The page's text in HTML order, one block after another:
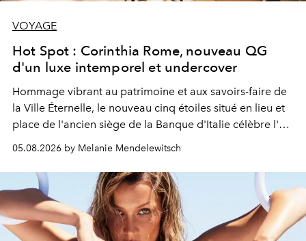
VOYAGE
Hot Spot : Corinthia Rome, nouveau QG
d'un luxe intemporel et undercover
Hommage vibrant au patrimoine et aux savoirs-faire de
la Ville Éternelle, le nouveau cinq étoiles situé en lieu et
place de l'ancien siège de la Banque d'Italie célèbre l'art
de vivre Romain dans toute son élégance intemporelle.
05.08.2026 by Melanie Mendelewitsch